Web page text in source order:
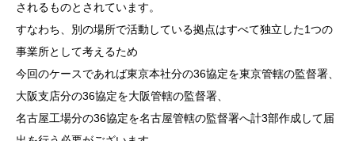
されるものとされています。
すなわち、別の場所で活動している拠点はすべて独立した1つの
事業所として考えるため
今回のケースであれば東京本社分の36協定を東京管轄の監督署、
大阪支店分の36協定を大阪管轄の監督署、
名古屋工場分の36協定を名古屋管轄の監督署へ計3部作成して届